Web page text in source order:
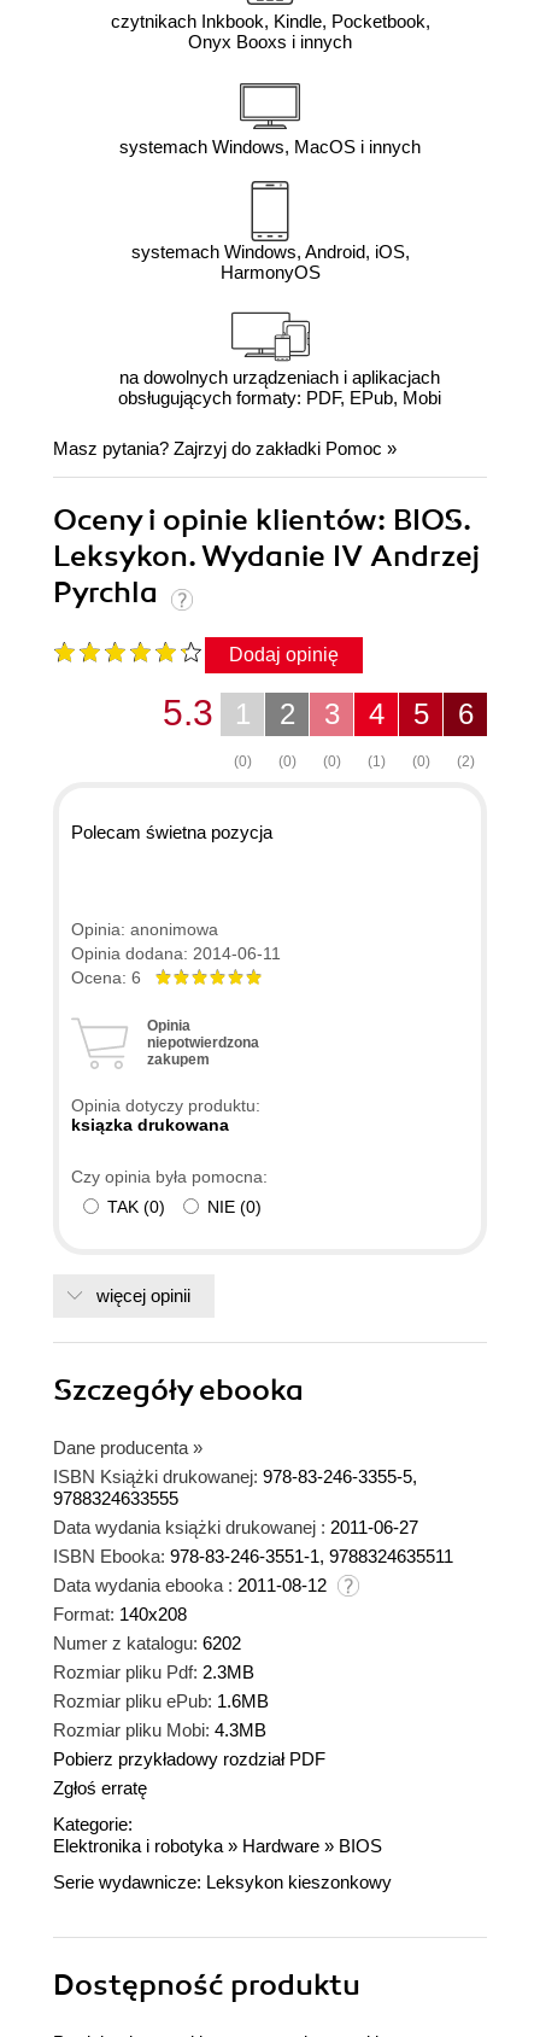
czytnikach Inkbook, Kindle, Pocketbook,
Onyx Booxs i innych
systemach Windows, MacOS i innych
systemach Windows, Android, iOS,
HarmonyOS
na dowolnych urządzeniach i aplikacjach
obsługujących formaty: PDF, EPub, Mobi
Masz pytania? Zajrzyj do zakładki Pomoc »
Oceny i opinie klientów: BIOS.
Leksykon. Wydanie IV Andrzej
Pyrchla
Dodaj opinię
6
(2)
5
(0)
4
(1)
3
(0)
2
(0)
1
(0)
5.3
Polecam świetna pozycja
Opinia: anonimowa
Opinia dodana: 2014-06-11
Ocena: 6
Opinia
niepotwierdzona
zakupem
Opinia dotyczy produktu:
ksiązka drukowana
Czy opinia była pomocna:
TAK (0) NIE (0)
więcej opinii
Szczegółyebooka
Dane producenta »
ISBN Książki drukowanej: 978-83-246-3355-5,
9788324633555
Data wydania książki drukowanej : 2011-06-27
ISBN Ebooka: 978-83-246-3551-1, 9788324635511
Data wydania ebooka : 2011-08-12
Format: 140x208
Numer z katalogu: 6202
Rozmiar pliku Pdf: 2.3MB
Rozmiar pliku ePub: 1.6MB
Rozmiar pliku Mobi: 4.3MB
Pobierz przykładowy rozdział PDF
Zgłoś erratę
Kategorie:
Elektronika i robotyka » Hardware » BIOS
Serie wydawnicze: Leksykon kieszonkowy
Dostępność produktu